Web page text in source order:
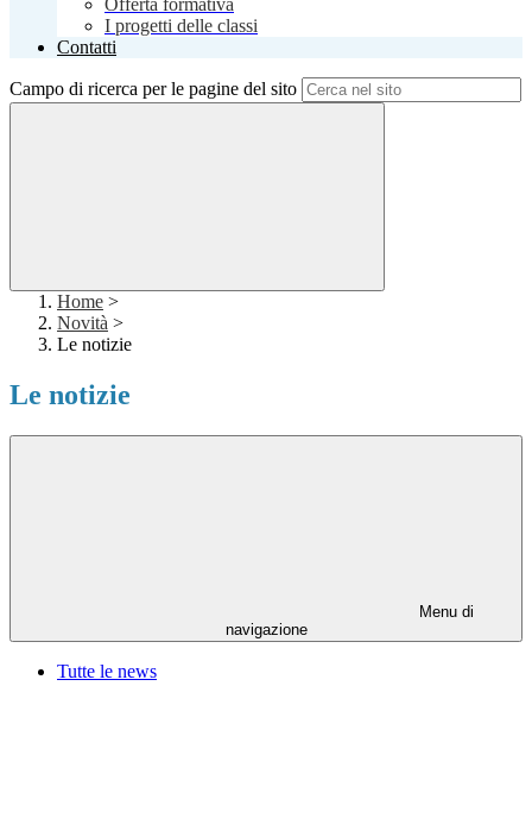
Offerta formativa
I progetti delle classi
Contatti
Campo di ricerca per le pagine del sito
Home >
Novità >
Le notizie
Le notizie
Menu di
navigazione
Tutte le news